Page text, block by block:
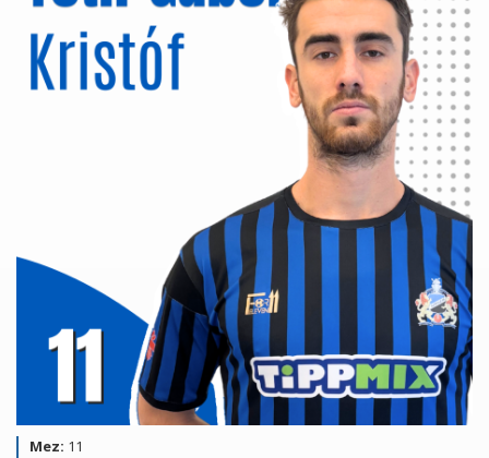
Mez: 11